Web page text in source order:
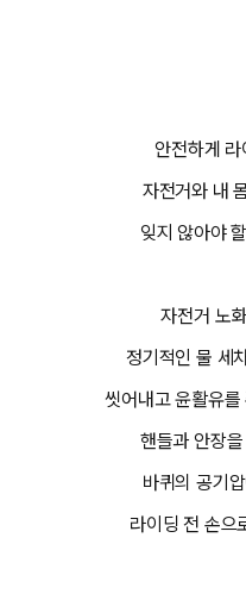
안전하게
자전거와 내
잊지 않아야
자전거 노
정기적인 물 세
씻어내고 윤활유
핸들과 안장
바퀴의 공기
라이딩 전 손으